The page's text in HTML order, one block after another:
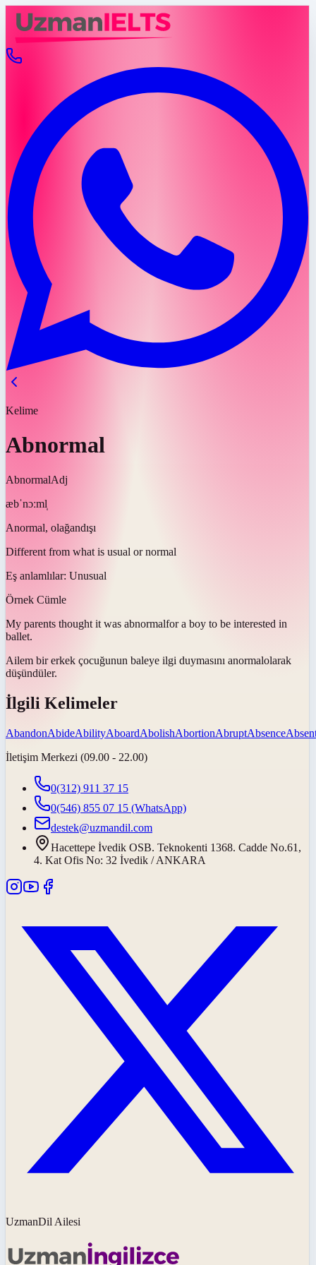
Kelime
Abnormal
AbnormalAdj
æbˈnɔːml̩
Anormal, olağandışı
Different from what is usual or normal
Eş anlamlılar: Unusual
Örnek Cümle
My parents thought it was abnormalfor a boy to be interested in
ballet.
Ailem bir erkek çocuğunun baleye ilgi duymasını anormalolarak
düşündüler.
İlgili Kelimeler
AbandonAbideAbilityAboardAbolishAbortionAbruptAbsence
İletişim Merkezi (09.00 - 22.00)
0(312) 911 37 15
0(546) 855 07 15 (WhatsApp)
destek@uzmandil.com
Hacettepe İvedik OSB. Teknokenti 1368. Cadde No.61,
4. Kat Ofis No: 32 İvedik / ANKARA
UzmanDil Ailesi